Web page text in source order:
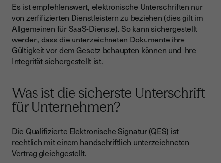
Es ist empfehlenswert, elektronische Unterschriften nur
von zerfifizierten Dienstleistern zu beziehen (dies gilt im
Allgemeinen für SaaS-Dienste). So kann sichergestellt
werden, dass die unterzeichneten Dokumente ihre
Gültigkeit vor dem Gesetz behaupten können und ihre
Integrität sichergestellt ist.
Was ist die sicherste Unterschrift
für Unternehmen?
Die Qualifizierte Elektronische Signatur(QES) ist
rechtlich mit einem handschriftlich unterzeichneten
Vertrag gleichgestellt.